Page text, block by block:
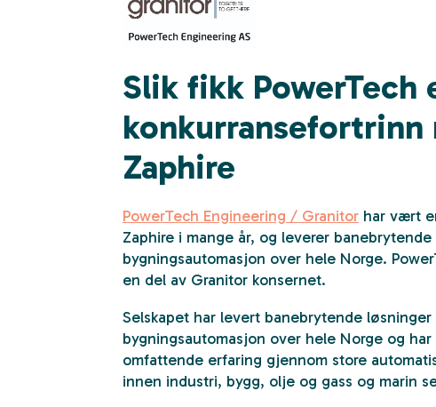
Slik fikk PowerTech
konkurransefortrinn
Zaphire
PowerTech Engineering / Granitor har vært
Zaphire i mange år, og leverer
bygningsautomasjon over hele Norge.
en del av Granitor konsernet.
Selskapet har levert banebrytende
bygningsautomasjon over hele Norge og
omfattende erfaring gjennom store
innen industri, bygg, olje og gass og marin